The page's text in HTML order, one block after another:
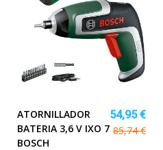
ATORNILLADOR
BATERIA 3,6 V IXO 7
BOSCH
54,95 €
85,74 €